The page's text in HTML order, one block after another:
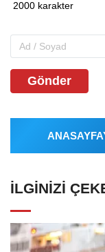
Gönder
İLGINIZI